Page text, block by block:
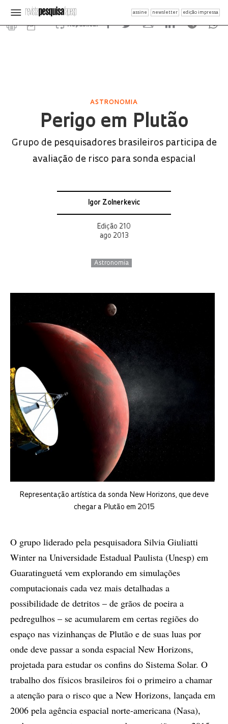
assine newsletter edição impressa
Republicar
ASTRONOMIA
Perigo em Plutão
Grupo de pesquisadores brasileiros participa de
avaliação de risco para sonda espacial
Igor Zolnerkevic
Edição 210
ago 2013
Astronomia
Representação artística da sonda New Horizons, que deve
chegar a Plutão em 2015
O grupo liderado pela pesquisadora Silvia Giuliatti
Winter na Universidade Estadual Paulista (Unesp) em
Guaratinguetá vem explorando em simulações
computacionais cada vez mais detalhadas a
possibilidade de detritos – de grãos de poeira a
pedregulhos – se acumularem em certas regiões do
espaço nas vizinhanças de Plutão e de suas luas por
onde deve passar a sonda espacial New Horizons,
projetada para estudar os confins do Sistema Solar. O
trabalho dos físicos brasileiros foi o primeiro a chamar
a atenção para o risco que a New Horizons, lançada em
2006 pela agência espacial norte-americana (Nasa),